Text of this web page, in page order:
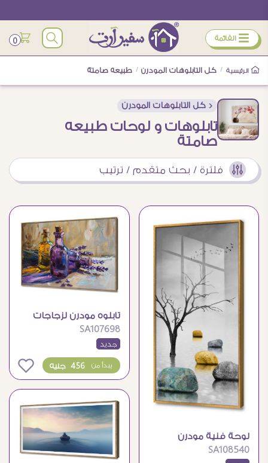
ÿ القائمة 0
الرئيسية / كل التابلوهات المودرن / طبيعه صامتة
< كل التابلوهات المودرن
تابلوهات و لوحات طبيعه
صامتة
فلترة / بحث متقدم / ترتيب
لوحة فنية مودرن
لشجرة وصخور هادئة
SA108540
تابلوه مودرن لزجاجات
العطور واللافندر
الطبيعي
SA107698
جديد
456 جنيه يبدأ من 0